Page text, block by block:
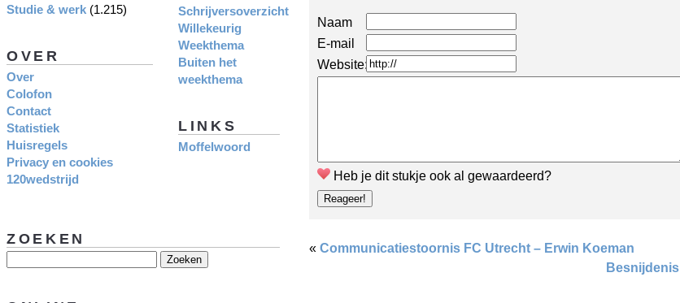
Naam
E-mail
Website:
Heb je dit stukje ook al gewaardeerd?
« Communicatiestoornis FC Utrecht – Erwin Koeman
Besnijdenis
Schrijversoverzicht
Willekeurig
Weekthema
Buiten het
weekthema
LINKS
Moffelwoord
Studie & werk (1.215)
OVER
Over
Colofon
Contact
Statistiek
Huisregels
Privacy en cookies
120wedstrijd
ZOEKEN